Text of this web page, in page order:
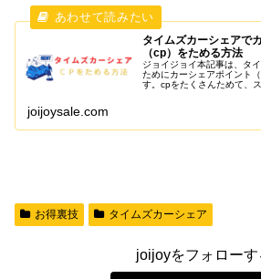
タイムズカーシェアで
（cp）をためる方法
ジョイジョイ本記事は、タ
ためにカーシェアポイント
す。cpをたくさんためて、
joijoysale.com
お得裏技 タイムズカーシェア
joijoyをフォローす